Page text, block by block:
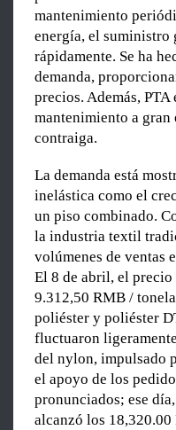
mantenimiento
energía, el suministro
rápidamente. Se ha
demanda,
precios. Además,
mantenimiento a gran
contraiga.
La demanda está
inelástica como el
un piso combinado.
la industria textil
volúmenes de ventas
El 8 de abril, el precio
9.312,50 RMB /
poliéster y poliéster
fluctuaron
del nylon, impulsado
el apoyo de los
pronunciados; ese
alcanzó los